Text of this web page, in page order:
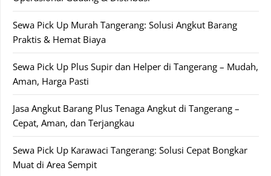
Sewa Pick Up Murah Tangerang: Solusi Angkut Barang
Praktis & Hemat Biaya
Sewa Pick Up Plus Supir dan Helper di Tangerang – Mudah,
Aman, Harga Pasti
Jasa Angkut Barang Plus Tenaga Angkut di Tangerang –
Cepat, Aman, dan Terjangkau
Sewa Pick Up Karawaci Tangerang: Solusi Cepat Bongkar
Muat di Area Sempit